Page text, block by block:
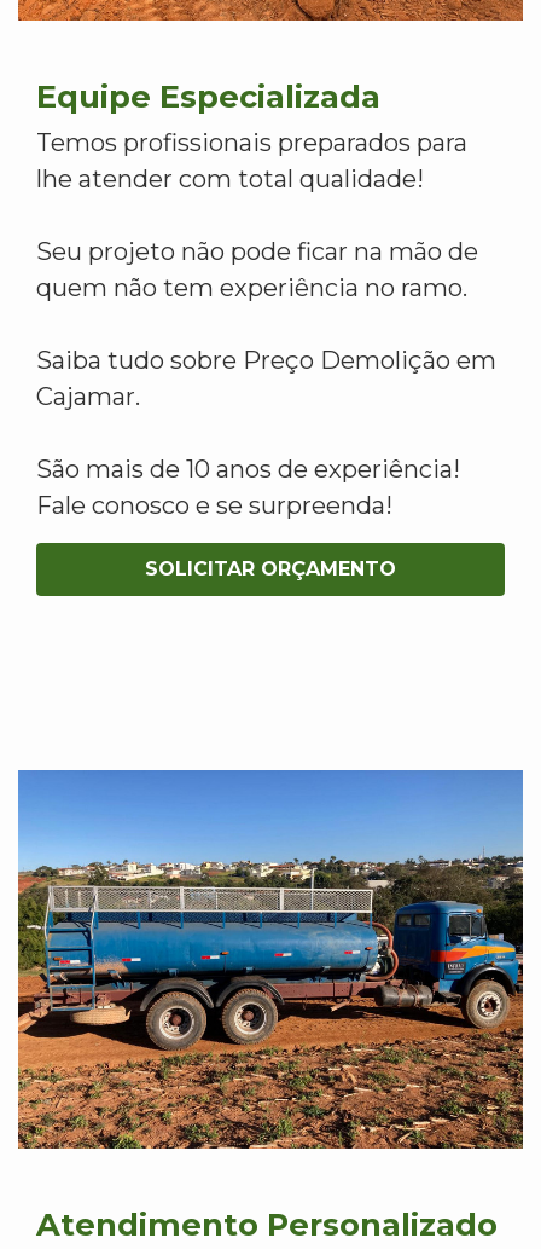
Equipe Especializada
Temos profissionais preparados para
lhe atender com total qualidade!
Seu projeto não pode ficar na mão de
quem não tem experiência no ramo.
Saiba tudo sobre Preço Demolição em
Cajamar.
São mais de 10 anos de experiência!
Fale conosco e se surpreenda!
SOLICITAR ORÇAMENTO
Atendimento Personalizado